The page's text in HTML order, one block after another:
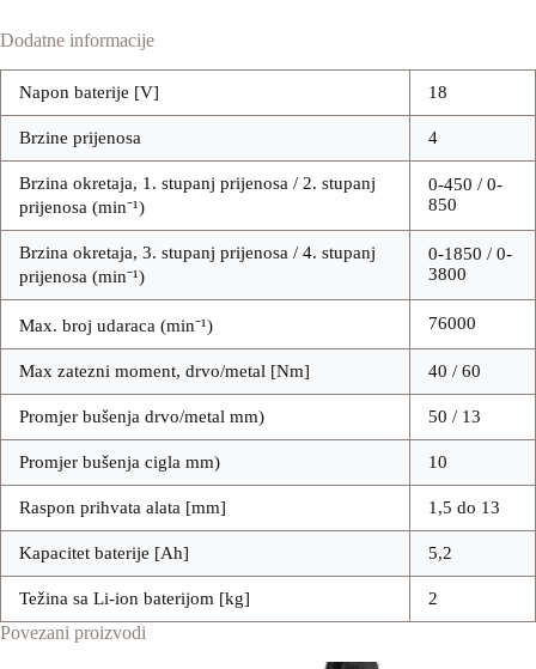
Dodatne informacije
Napon baterije [V] 18
Brzine prijenosa 4
Brzina okretaja, 1. stupanj prijenosa / 2. stupanj
prijenosa (min⁻¹)
0-450 / 0-
850
Brzina okretaja, 3. stupanj prijenosa / 4. stupanj
prijenosa (min⁻¹)
0-1850 / 0-
3800
Max. broj udaraca (min⁻¹) 76000
Max zatezni moment, drvo/metal [Nm] 40 / 60
Promjer bušenja drvo/metal mm) 50 / 13
Promjer bušenja cigla mm) 10
Raspon prihvata alata [mm] 1,5 do 13
Kapacitet baterije [Ah] 5,2
Težina sa Li-ion baterijom [kg] 2
Povezani proizvodi